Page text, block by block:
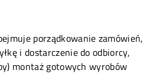
porządkowanie zamówień,
i dostarczenie do odbiorcy,
montaż gotowych wyrobów